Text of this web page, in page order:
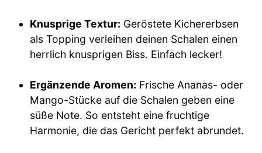
Knusprige Textur: Geröstete Kichererbsen
als Topping verleihen deinen Schalen einen
herrlich knusprigen Biss. Einfach lecker!
Ergänzende Aromen: Frische Ananas- oder
Mango-Stücke auf die Schalen geben eine
süße Note. So entsteht eine fruchtige
Harmonie, die das Gericht perfekt abrundet.